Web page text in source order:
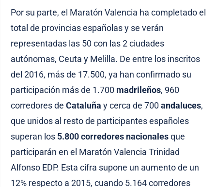
Por su parte, el Maratón Valencia ha completado el
total de provincias españolas y se verán
representadas las 50 con las 2 ciudades
autónomas, Ceuta y Melilla. De entre los inscritos
del 2016, más de 17.500, ya han confirmado su
participación más de 1.700 madrileños, 960
corredores deCataluña y cerca de 700andaluces,
que unidos al resto de participantes españoles
superan los 5.800 corredores nacionalesque
participarán en el Maratón Valencia Trinidad
Alfonso EDP. Esta cifra supone un aumento de un
12% respecto a 2015, cuando 5.164 corredores